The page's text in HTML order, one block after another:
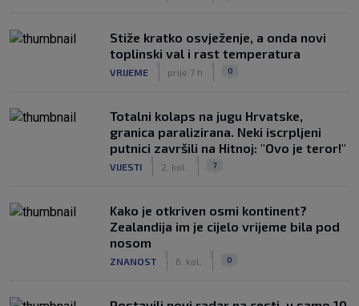
Stiže kratko osvježenje, a onda novi
toplinski val i rast temperatura
VRIJEME prije 7 h 0
Totalni kolaps na jugu Hrvatske,
granica paralizirana. Neki iscrpljeni
putnici završili na Hitnoj: "Ovo je teror!"
VIJESTI 2. kol. 7
Kako je otkriven osmi kontinent?
Zealandija im je cijelo vrijeme bila pod
nosom
ZNANOST 6. kol. 0